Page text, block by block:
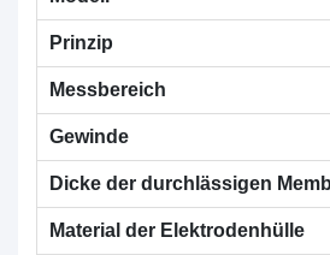
Prinzip
Messbereich
Gewinde
Dicke der durchlässigen
Material der Elektrodenhülle